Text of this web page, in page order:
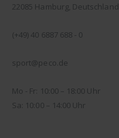
22085 Hamburg, Deutschland
(+49) 40 6887 688 - 0
sport@peco.de
Mo - Fr: 10:00 – 18:00 Uhr
Sa: 10:00 – 14:00 Uhr